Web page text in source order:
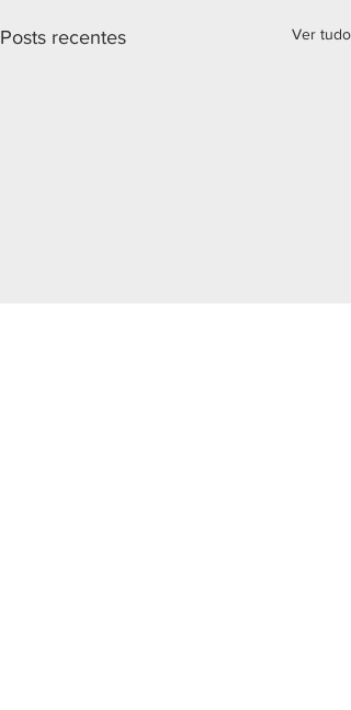
Posts recentes Ver tudo